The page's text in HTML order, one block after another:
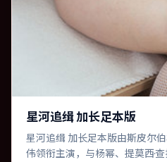
星河追缉 加长足本版
星河追缉 加长足本版由斯皮尔
伟领衔主演，与杨幂、提莫西·